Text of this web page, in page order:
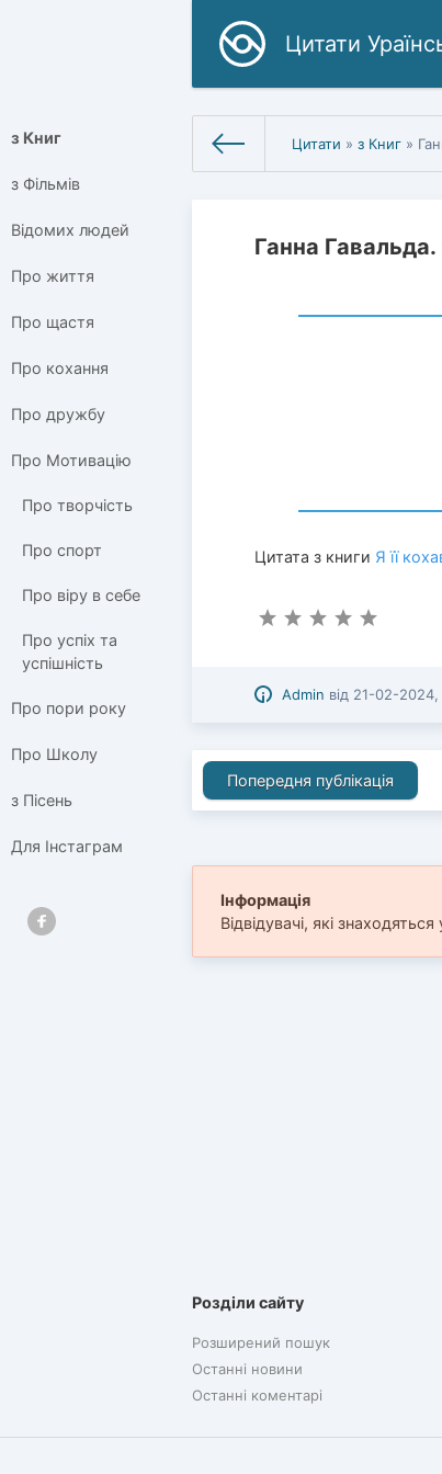
Цитати
з Книг
з Фільмів
Відомих людей
Про життя
Про щастя
Про кохання
Про дружбу
Про Мотивацію
Про творчість
Про спорт
Про віру в себе
Про успіх та
успішність
Про пори року
Про Школу
з Пісень
Для Інстаграм
Цитати »з Книг »
Ганна Гавальда.
Цитата з книги Я її
Admin від 21-02-2024,
Попередня публікація
Інформація
Відвідувачі, які знаходяться
Розділи сайту
Розширений пошук
Останні новини
Останні коментарі